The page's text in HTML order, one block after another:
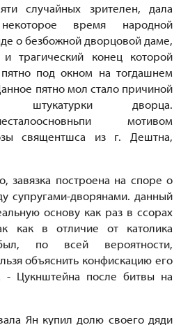
случайных зрителен, дала
время народной
о безбожной дворцовой даме,
трагический конец которой
под окном на тогдашнем
пятно мол стало причиной
штукатурки дворца.
мотивом
священтшса из г. Дештна,
завязка построена на споре о
супругами-дворянами. данный
основу как раз в ссорах
как в отличие от католика
по всей вероятности,
объяснить конфискацию его
- Цукнштейна после битвы на
Ян купил долю своего дяди